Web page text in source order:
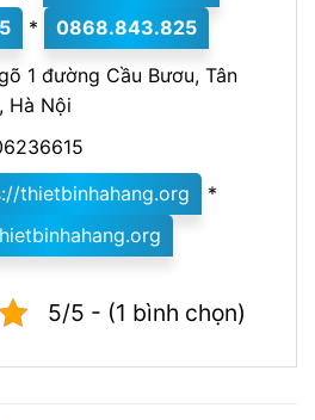
*
0868.843.825
1 đường Cầu Bươu, Tân
Hà Nội
thietbinhahang.org
*
5/5 - (1 bình chọn)